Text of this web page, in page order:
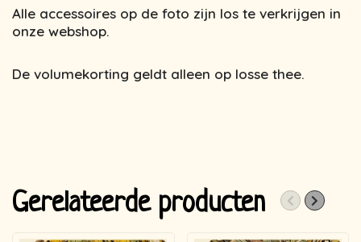
Alle accessoires op de foto zijn los te verkrijgen in
onze webshop.
De volumekorting geldt alleen op losse thee.
Gerelateerde producten